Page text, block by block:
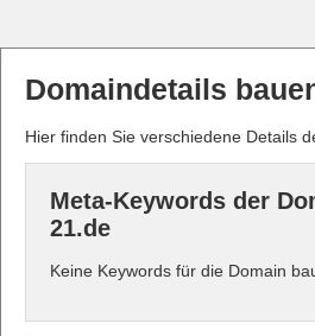
Domaindetails
Hier finden Sie verschiedene Details
Meta-Keywords der
21.de
Keine Keywords für die Domain